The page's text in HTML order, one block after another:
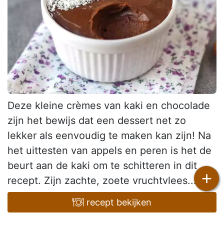
Deze kleine crèmes van kaki en chocolade
zijn het bewijs dat een dessert net zo
lekker als eenvoudig te maken kan zijn! Na
het uittesten van appels en peren is het de
beurt aan de kaki om te schitteren in dit
recept. Zijn zachte, zoete vruchtvlees...
recept bekijken
+